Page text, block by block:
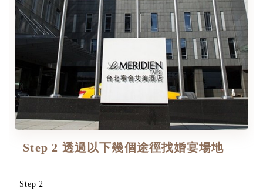
​ Step 2 透過以下幾個途徑找婚宴場地
Step 2